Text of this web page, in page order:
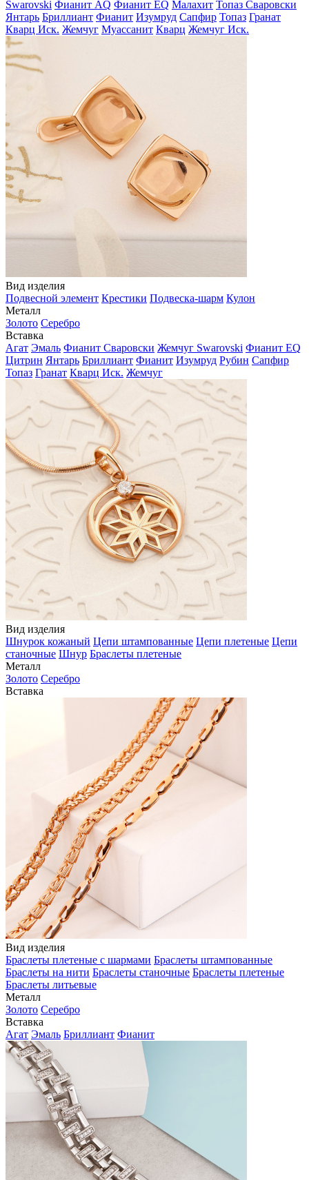
Swarovski Фианит AQ Фианит EQ Малахит Топаз Сваровски
Янтарь Бриллиант Фианит Изумруд Сапфир Топаз Гранат
Кварц Иск. Жемчуг Муассанит Кварц Жемчуг Иск.
Вид изделия
Подвесной элемент Крестики Подвеска-шарм Кулон
Металл
Золото Серебро
Вставка
Агат Эмаль Фианит Сваровски Жемчуг Swarovski Фианит EQ
Цитрин Янтарь Бриллиант Фианит Изумруд Рубин Сапфир
Топаз Гранат Кварц Иск. Жемчуг
Вид изделия
Шнурок кожаный Цепи штампованные Цепи плетеные Цепи
станочные Шнур Браслеты плетеные
Металл
Золото Серебро
Вставка
Вид изделия
Браслеты плетеные с шармами Браслеты штампованные
Браслеты на нити Браслеты станочные Браслеты плетеные
Браслеты литьевые
Металл
Золото Серебро
Вставка
Агат Эмаль Бриллиант Фианит